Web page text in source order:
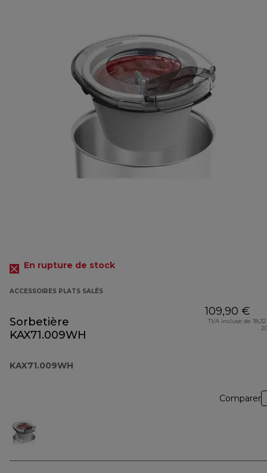
En rupture de stock
ACCESSOIRES PLATS SALÉS
Sorbetière
KAX71.009WH
KAX71.009WH
109,90 €
TVA incluse de
Comparer